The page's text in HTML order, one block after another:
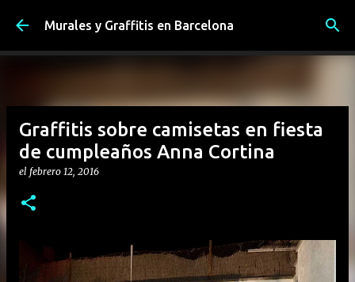
Ir al contenido principal
Murales y Graffitis en Barcelona
Graffitis sobre camisetas en fiesta
de cumpleaños Anna Cortina
el febrero 12, 2016